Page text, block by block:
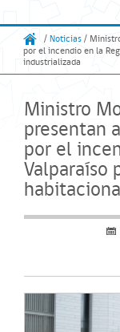
/ Noticias /
por el incendio en la
industrializada
Ministro
presentan
por el
Valparaíso